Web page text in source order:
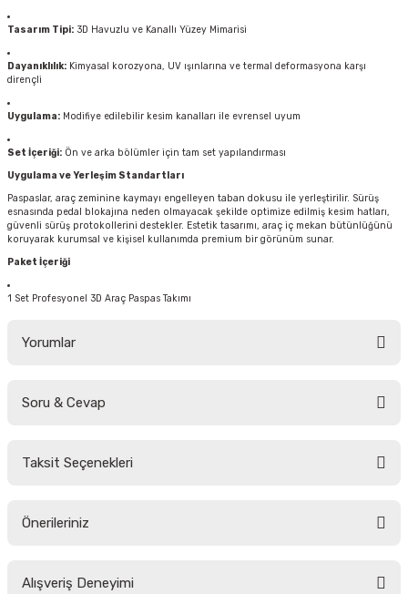
Tasarım Tipi: 3D Havuzlu ve Kanallı Yüzey Mimarisi
Dayanıklılık: Kimyasal korozyona, UV ışınlarına ve termal deformasyona karşı
dirençli
Uygulama: Modifiye edilebilir kesim kanalları ile evrensel uyum
Set İçeriği: Ön ve arka bölümler için tam set yapılandırması
Uygulama ve Yerleşim Standartları
Paspaslar, araç zeminine kaymayı engelleyen taban dokusu ile yerleştirilir. Sürüş
esnasında pedal blokajına neden olmayacak şekilde optimize edilmiş kesim hatları,
güvenli sürüş protokollerini destekler. Estetik tasarımı, araç iç mekan bütünlüğünü
koruyarak kurumsal ve kişisel kullanımda premium bir görünüm sunar.
Paket İçeriği
1 Set Profesyonel 3D Araç Paspas Takımı
Yorumlar
Soru & Cevap
Taksit Seçenekleri
Önerileriniz
yetersiz gördüğünüz noktaları öneri formunu kullanarak tarafımıza
Alışveriş Deneyimi